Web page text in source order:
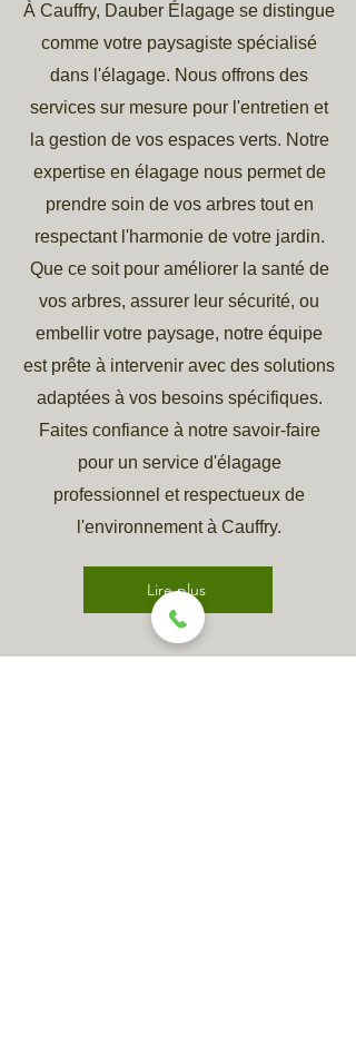
À Cauffry, Dauber Élagage se distingue
comme votre paysagiste spécialisé
dans l'élagage. Nous offrons des
services sur mesure pour l'entretien et
la gestion de vos espaces verts. Notre
expertise en élagage nous permet de
prendre soin de vos arbres tout en
respectant l'harmonie de votre jardin.
Que ce soit pour améliorer la santé de
vos arbres, assurer leur sécurité, ou
embellir votre paysage, notre équipe
est prête à intervenir avec des solutions
adaptées à vos besoins spécifiques.
Faites confiance à notre savoir-faire
pour un service d'élagage
professionnel et respectueux de
l'environnement à Cauffry.
Lire plus